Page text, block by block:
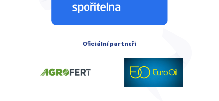
Oficiální partneři